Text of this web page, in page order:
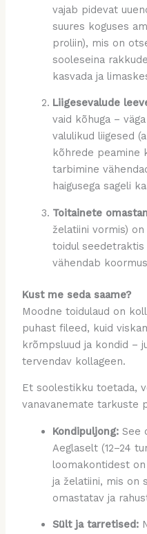
vajab pidevat
suures koguses
proliin), mis on
sooleseina
kasvada ja
Liigesevalude
vaid kõhuga –
valulikud liigesed
kõhrede peamine
tarbimine
haigusega sageli
Toitainete
želatiini vormis)
toidul seedetraktis
vähendab
Kust me seda saame?
Moodne toidulaud on
puhast fileed, kuid
krõmpsluud ja kondid –
tervendav kollageen.
Et soolestikku toetada,
vanavanemate tarkuste
Kondipuljong: See
Aeglaselt (12–24
loomakontidest
ja želatiini, mis on
omastatav ja
Sült ja tarretised: